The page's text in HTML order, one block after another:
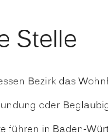
Stelle
Bezirk das
oder
führen in Baden-